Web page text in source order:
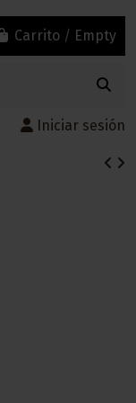
Carrito / Empty
Iniciar sesión